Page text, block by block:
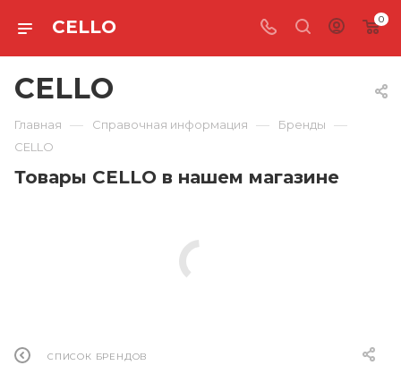
CELLO 0
CELLO
Главная — Справочная информация — Бренды —
CELLO
Товары CELLO в нашем магазине
СПИСОК БРЕНДОВ